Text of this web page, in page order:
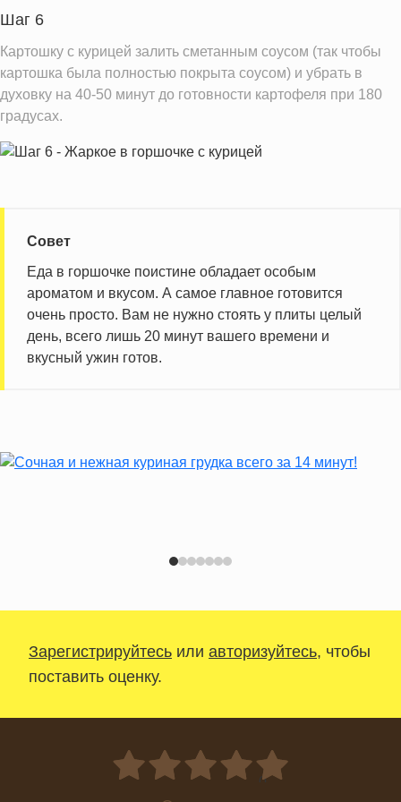
Шаг 6
Картошку с курицей залить сметанным соусом (так чтобы
картошка была полностью покрыта соусом) и убрать в
духовку на 40-50 минут до готовности картофеля при 180
градусах.
Совет
Еда в горшочке поистине обладает особым
ароматом и вкусом. А самое главное готовится
очень просто. Вам не нужно стоять у плиты целый
день, всего лишь 20 минут вашего времени и
вкусный ужин готов.
Зарегистрируйтесь или авторизуйтесь, чтобы
поставить оценку.
0